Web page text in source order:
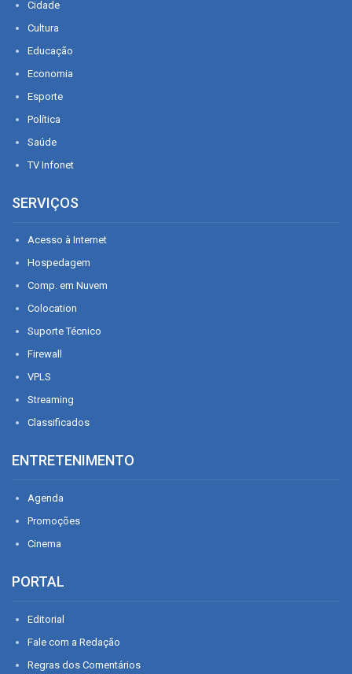
Cidade
Cultura
Educação
Economia
Esporte
Política
Saúde
TV Infonet
SERVIÇOS
Acesso à Internet
Hospedagem
Comp. em Nuvem
Colocation
Suporte Técnico
Firewall
VPLS
Streaming
Classificados
ENTRETENIMENTO
Agenda
Promoções
Cinema
PORTAL
Editorial
Fale com a Redação
Regras dos Comentários